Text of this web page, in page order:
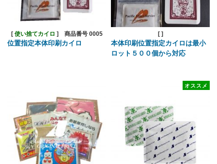
[ 使い捨てカイロ ] 商品番号 0005
位置指定本体印刷カイロ
[ ]
本体印刷位置指定カイロは最小
ロット５００個から対応
オススメ